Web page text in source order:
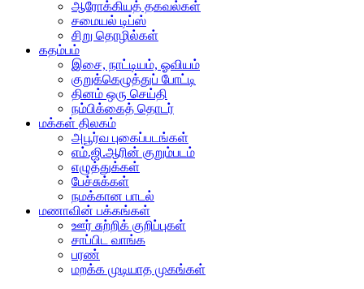
ஆரோக்கியத் தகவல்கள்
சமையல் டிப்ஸ்
சிறு தொழில்கள்
கதம்பம்
இசை, நாட்டியம், ஓவியம்
குறுக்கெழுத்துப் போட்டி
தினம் ஒரு செய்தி
நம்பிக்கைத் தொடர்
மக்கள் திலகம்
அபூர்வ புகைப்படங்கள்
எம்.ஜி.ஆரின் குறும்படம்
எழுத்துக்கள்
பேச்சுக்கள்
நமக்கான பாடல்
மணாவின் பக்கங்கள்
ஊர் சுற்றிக் குறிப்புகள்
சாப்பிட வாங்க
பரண்
மறக்க முடியாத முகங்கள்